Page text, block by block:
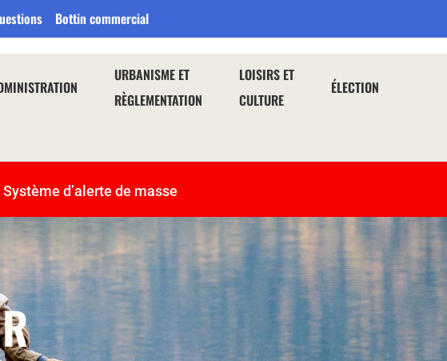
Bottin commercial
URBANISME ET
RÈGLEMENTATION
LOISIRS ET
CULTURE
ÉLECTION
d’alerte de masse